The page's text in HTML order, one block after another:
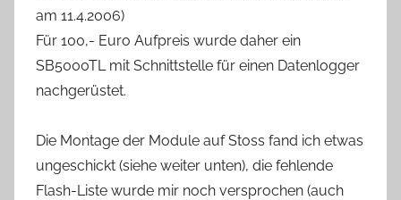
am 11.4.2006)
Für 100,- Euro Aufpreis wurde daher ein
SB5000TL mit Schnittstelle für einen Datenlogger
nachgerüstet.
Die Montage der Module auf Stoss fand ich etwas
ungeschickt (siehe weiter unten), die fehlende
Flash-Liste wurde mir noch versprochen (auch